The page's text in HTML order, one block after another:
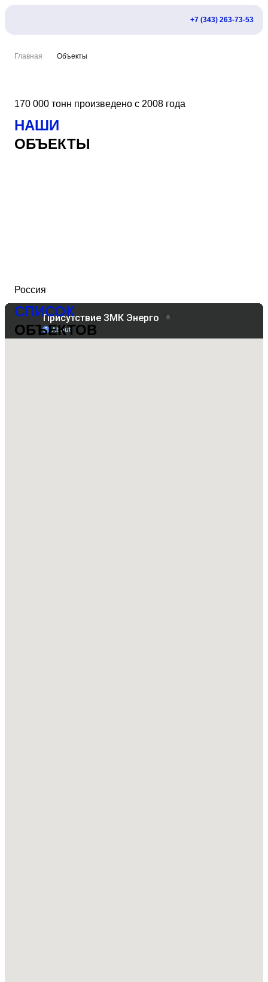
+7 (343) 263-73-53
Главная Объекты
НАШИ
ОБЪЕКТЫ
170 000 тонн произведено с 2008 года
Россия
СПИСОК
ОБЪЕКТОВ